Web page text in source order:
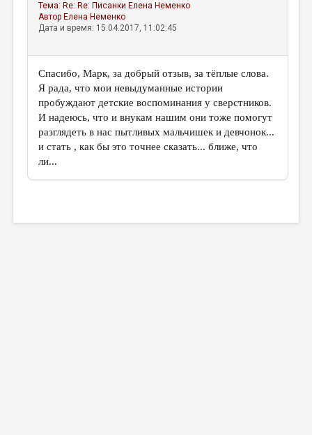
Тема: Re: Re: Писанки Елена Неменко
Автор Елена Неменко
Дата и время: 15.04.2017, 11:02:45
Спасибо, Марк, за добрый отзыв, за тёплые слова.
Я рада, что мои невыдуманные истории
пробуждают детские воспоминания у сверстников.
И надеюсь, что и внукам нашим они тоже помогут
разглядеть в нас пытливых мальчишек и девчонок...
и стать , как бы это точнее сказать... ближе, что
ли...